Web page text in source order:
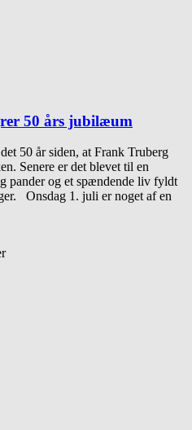
50 års jubilæum
50 år siden, at Frank Truberg
Senere er det blevet til en
pander og et spændende liv fyldt
Onsdag 1. juli er noget af en